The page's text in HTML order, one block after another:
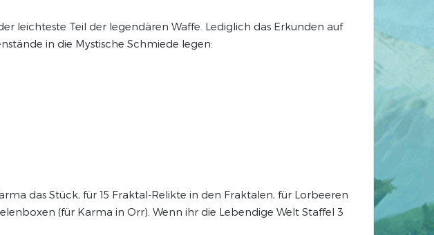
leichteste Teil der legendären Waffe. Lediglich das Erkunden auf
in die Mystische Schmiede legen:
das Stück, für 15 Fraktal-Relikte in den Fraktalen, für Lorbeeren
(für Karma in Orr). Wenn ihr die Lebendige Welt Staffel 3